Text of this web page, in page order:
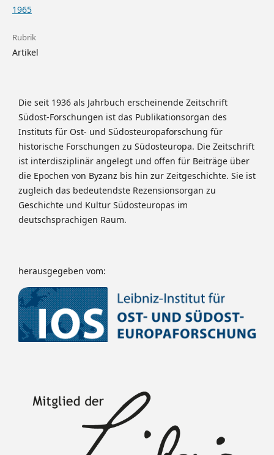
1965
Rubrik
Artikel
Die seit 1936 als Jahrbuch erscheinende Zeitschrift
Südost-Forschungen ist das Publikationsorgan des
Instituts für Ost- und Südosteuropaforschung für
historische Forschungen zu Südosteuropa. Die Zeitschrift
ist interdisziplinär angelegt und offen für Beiträge über
die Epochen von Byzanz bis hin zur Zeitgeschichte. Sie ist
zugleich das bedeutendste Rezensionsorgan zu
Geschichte und Kultur Südosteuropas im
deutschsprachigen Raum.
herausgegeben vom: